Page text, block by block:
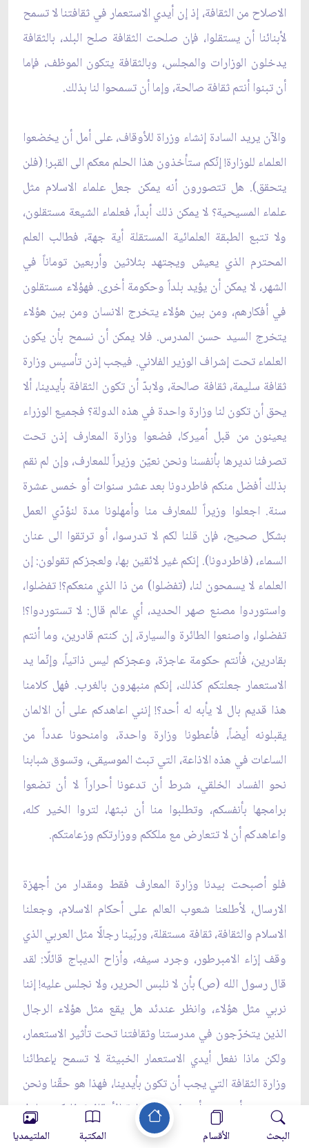
الاصلاح من الثقافة، إذ إن أيدي الاستعمار في ثقافتنا لا تسمح
لأبنائنا أن يستقلوا، فإن صلحت الثقافة صلح البلد، بالثقافة
يدخلون الوزارات والمجلس، وبالثقافة يتكون الموظف، فإما
أن تبنوا أنتم ثقافة صالحة، وإما أن تسمحوا لنا بذلك.
والآن يريد السادة إنشاء وزراة للأوقاف، على أمل أن يخضعوا
العلماء للوزارة! إنّكم ستأخذون هذا الحلم معكم الى القبر! (فلن
يتحقق). هل تتصورون أنه يمكن جعل علماء الاسلام مثل
علماء المسيحية؟ لا يمكن ذلك أبداً، فعلماء الشيعة مستقلون،
ولا تتبع الطبقة العلمائية المستقلة أية جهة، فطالب العلم
المحترم الذي يعيش ويجتهد بثلاثين وأربعين توماناً في
الشهر، لا يمكن أن يؤيد بلداً وحكومة أخرى. فهؤلاء مستقلون
في أفكارهم، ومن بين هؤلاء يتخرج الانسان ومن بين هؤلاء
يتخرج السيد حسن المدرس. فلا يمكن أن نسمح بأن يكون
العلماء تحت إشراف الوزير الفلاني. فيجب إذن تأسيس وزارة
ثقافة سليمة، ثقافة صالحة، ولابدّ أن تكون الثقافة بأيدينا، ألا
يحق أن تكون لنا وزارة واحدة في هذه الدولة؟ فجميع الوزراء
يعينون من قبل أميركا، فضعوا وزارة المعارف إذن تحت
تصرفنا نديرها بأنفسنا ونحن نعيّن وزيراً للمعارف، وإن لم نقم
بذلك أفضل منكم فاطردونا بعد عشر سنوات أو خمس عشرة
سنة. اجعلوا وزيراً للمعارف منا وأمهلونا مدة لنؤدّي العمل
بشكل صحيح، فإن قلنا لكم لا تدرسوا، أو ترتقوا الى عنان
السماء، (فاطردونا). إنكم غير لائقين بها، ولعجزكم تقولون: إن
العلماء لا يسمحون لنا، (تفضلوا) من ذا الذي منعكم؟! تفضلوا،
واستوردوا مصنع صهر الحديد، أي عالم قال: لا تستوردوا؟!
تفضلوا، واصنعوا الطائرة والسيارة، إن كنتم قادرين، وما أنتم
بقادرين، فأنتم حكومة عاجزة، وعجزكم ليس ذاتياً، وإنّما يد
الاستعمار جعلتكم كذلك، إنكم منبهرون بالغرب. فهل كلامنا
هذا قديم بال لا يأبه له أحد؟! إنني اعاهدكم على أن الالمان
يقبلونه أيضاً، فأعطونا وزارة واحدة، وامنحونا عدداً من
الساعات في هذه‏ الاذاعة، التي تبث الموسيقى، وتسوق شبابنا
نحو الفساد الخلقي، شرط أن تدعونا أحراراً لا أن تضعوا
برامجها بأنفسكم، وتطلبوا منا أن نبثها، لتروا الخير كله،
واعاهدكم أن لا تتعارض مع ملككم ووزارتكم وزعامتكم.
فلو أصبحت بيدنا وزارة المعارف فقط ومقدار من أجهزة
الارسال، لأطلعنا شعوب العالم على أحكام الاسلام، وجعلنا
الاسلام والثقافة، ثقافة مستقلة، وربّينا رجالًا مثل العربي الذي
وقف إزاء الامبرطور، وجرد سيفه، وأزاح الديباج قائلًا: لقد
قال رسول الله (ص) بأن لا نلبس الحرير، ولا نجلس عليه! إننا
نربي مثل هؤلاء، وانظر عندئد هل يقع مثل هؤلاء الرجال
الذين يتخرّجون في مدرستنا وثقافتنا تحت تأثير الاستعمار،
ولكن ماذا نفعل أيدي الاستعمار الخبيثة لا تسمح بإعطائنا
وزارة الثقافة التي يجب أن تكون بأيدينا، فهذا هو حقّنا ونحن
به جدير. أتريدون أن تؤسسوا وزارة الأوقاف؟ فلتكن منا، لا
أن تعينوا أنتم الوزير، فلستم جديرين بتعيينه، ونحن الذين
البحث الأقسام المكتبة الملتيمديا